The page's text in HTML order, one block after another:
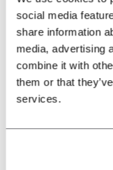
social media
share information
media, advertising
combine it with
them or that
services.
Wir denken KI
für
in welcher
finden uns in
zurecht.